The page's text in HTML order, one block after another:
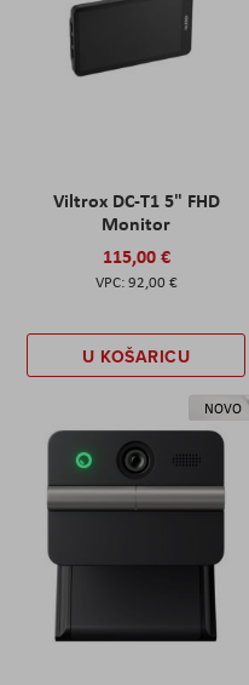
Viltrox DC-T1 5" FHD
Monitor
115,00 €
92,00 €
U KOŠARICU
NOVO